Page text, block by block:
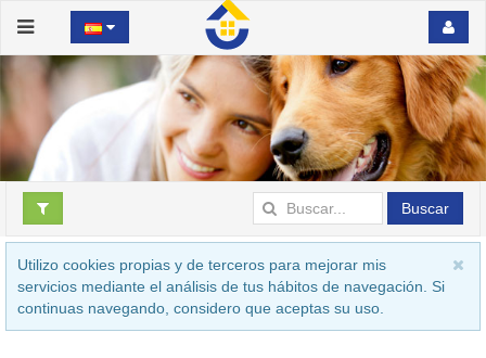
Buscar
Utilizo cookies propias y de terceros para mejorar mis
servicios mediante el análisis de tus hábitos de navegación. Si
continuas navegando, considero que aceptas su uso.